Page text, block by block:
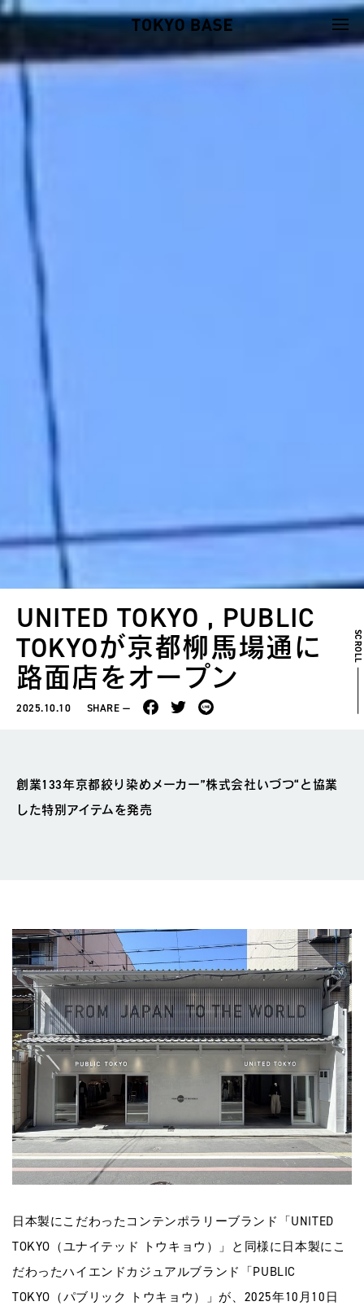
UNITED TOKYO , PUBLIC
TOKYOが京都柳馬場通に
路面店をオープン
2025.10.10 SHARE
SCROLL
創業133年京都絞り染めメーカー”株式会社いづつ“と協業
した特別アイテムを発売
日本製にこだわったコンテンポラリーブランド「UNITED
TOKYO（ユナイテッド トウキョウ）」と同様に日本製にこ
だわったハイエンドカジュアルブランド「PUBLIC
TOKYO（パブリック トウキョウ）」が、2025年10月10日